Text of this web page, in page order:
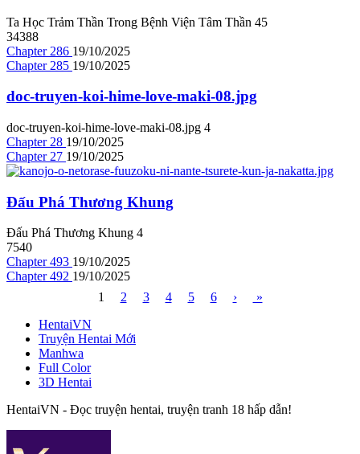
Ta Học Trảm Thần Trong Bệnh Viện Tâm Thần 45
34388
Chapter 286 19/10/2025
Chapter 285 19/10/2025
doc-truyen-koi-hime-love-maki-08.jpg
doc-truyen-koi-hime-love-maki-08.jpg 4
Chapter 28 19/10/2025
Chapter 27 19/10/2025
Đấu Phá Thương Khung
Đấu Phá Thương Khung 4
7540
Chapter 493 19/10/2025
Chapter 492 19/10/2025
1
2 3 4 5 6 ›
»
HentaiVN
Truyện Hentai Mới
Manhwa
Full Color
3D Hentai
HentaiVN - Đọc truyện hentai, truyện tranh 18 hấp dẫn!